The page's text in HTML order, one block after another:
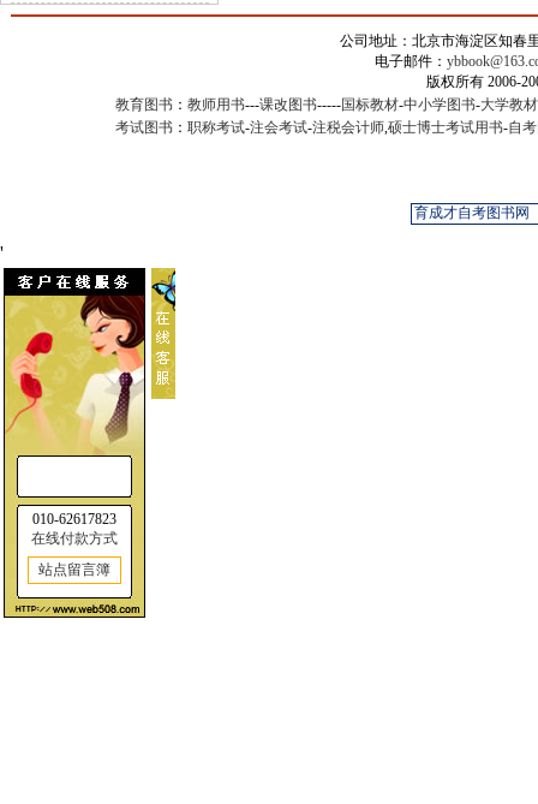
公司地址：北京市海淀区知春
电子邮件：
版权所有 2006-
教育图书 ： 教师用书---课改图书-----国标教材-中小学图书-大学教材
考试图书 ： 职称考试-注会考试-注税会计师,硕士博士考试用书-自
'
010-62617823
在线付款方式
站点留言簿